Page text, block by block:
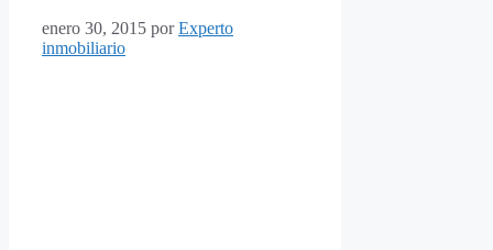
enero 30, 2015 porExperto
inmobiliario